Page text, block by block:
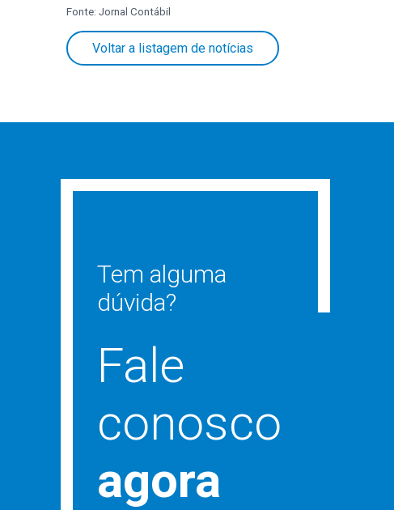
Fonte: Jornal Contábil
Voltar a listagem de notícias
Tem alguma
dúvida?
Fale
conosco
agora